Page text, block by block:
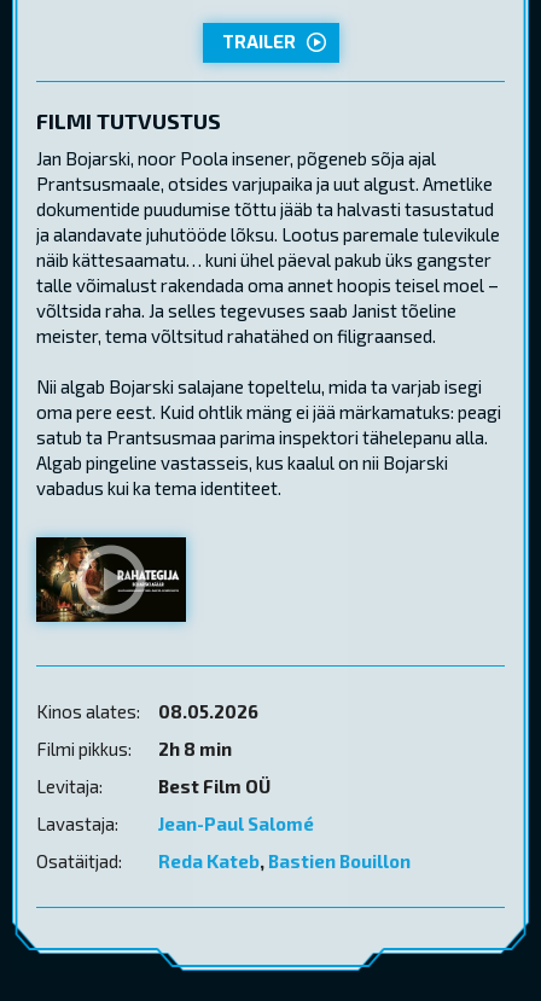
TRAILER
FILMI TUTVUSTUS
Jan Bojarski, noor Poola insener, põgeneb sõja ajal
Prantsusmaale, otsides varjupaika ja uut algust. Ametlike
dokumentide puudumise tõttu jääb ta halvasti tasustatud
ja alandavate juhutööde lõksu. Lootus paremale tulevikule
näib kättesaamatu… kuni ühel päeval pakub üks gangster
talle võimalust rakendada oma annet hoopis teisel moel –
võltsida raha. Ja selles tegevuses saab Janist tõeline
meister, tema võltsitud rahatähed on filigraansed.
Nii algab Bojarski salajane topeltelu, mida ta varjab isegi
oma pere eest. Kuid ohtlik mäng ei jää märkamatuks: peagi
satub ta Prantsusmaa parima inspektori tähelepanu alla.
Algab pingeline vastasseis, kus kaalul on nii Bojarski
vabadus kui ka tema identiteet.
Kinos alates:
08.05.2026
Filmi pikkus:
2h 8 min
Levitaja:
Best Film OÜ
Lavastaja:
Jean-Paul Salomé
Osatäitjad:
Reda Kateb,Bastien Bouillon